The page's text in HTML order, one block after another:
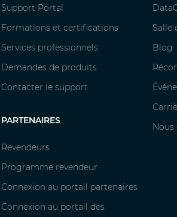
Support Portal
Formations et certifications
Services professionnels
Demandes de produits
Contacter le support
PARTENAIRES
Revendeurs
Programme revendeur
Connexion au portail partenaires
Connexion au portail des
Salle
Blog